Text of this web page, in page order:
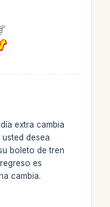
extra cambia
desea
boleto de tren
es
cambia.